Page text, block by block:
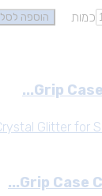
כמות
הוספה לסל
Grip
Grip Case